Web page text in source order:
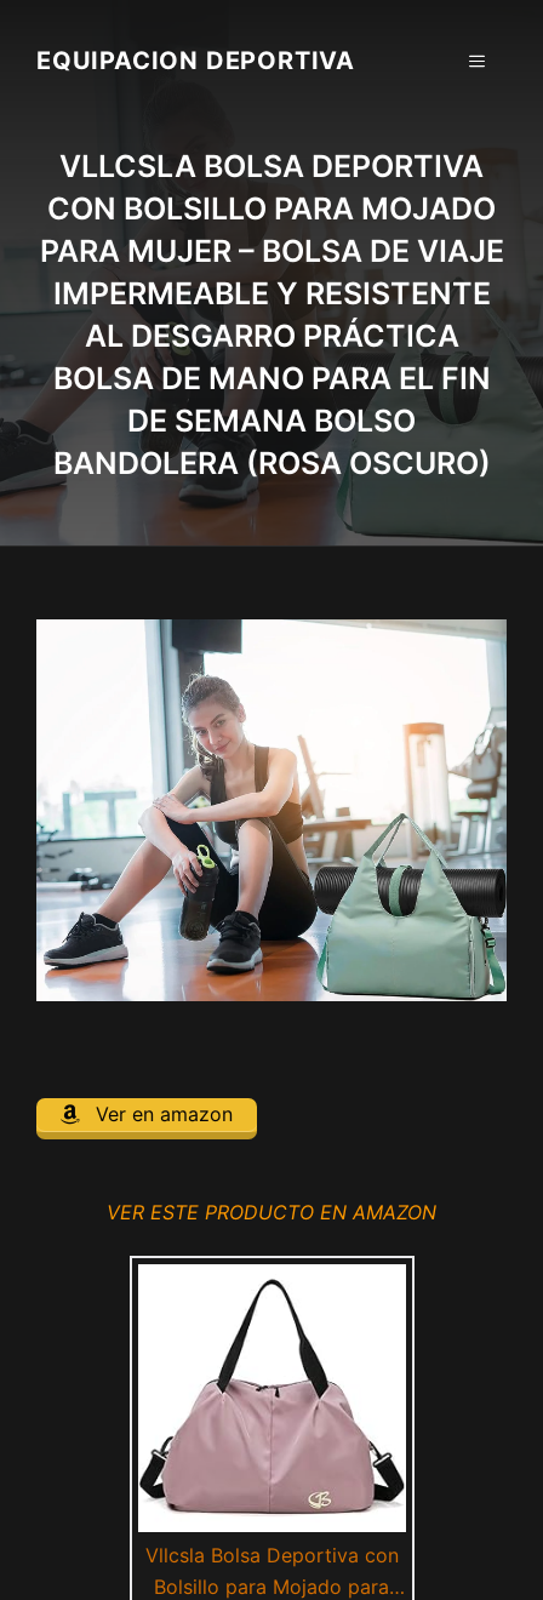
contentEQUIPACION DEPORTIVA MENU
VLLCSLA BOLSA DEPORTIVA
CON BOLSILLO PARA MOJADO
PARA MUJER – BOLSA DE VIAJE
IMPERMEABLE Y RESISTENTE
AL DESGARRO PRÁCTICA
BOLSA DE MANO PARA EL FIN
DE SEMANA BOLSO
BANDOLERA (ROSA OSCURO)
Ver en amazon
VER ESTE PRODUCTO EN AMAZON
Vllcsla Bolsa Deportiva con
Bolsillo para Mojado para